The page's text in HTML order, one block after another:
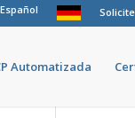
Automatizada